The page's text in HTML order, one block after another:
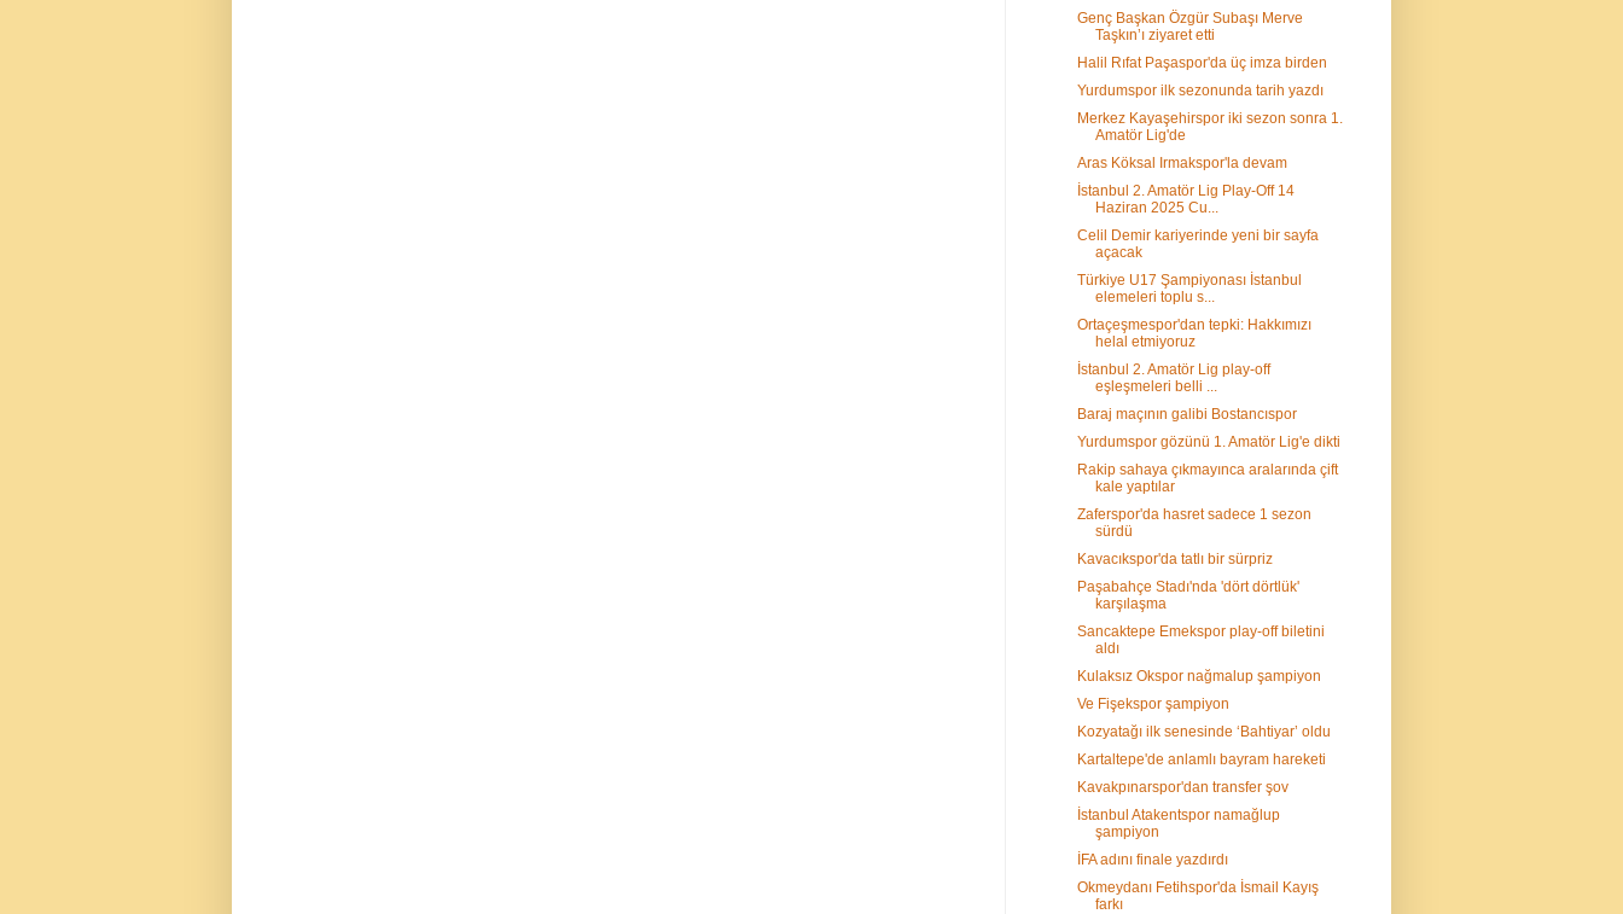
Genç Başkan Özgür Subaşı Merve
Taşkın’ı ziyaret etti
Halil Rıfat Paşaspor'da üç imza birden
Yurdumspor ilk sezonunda tarih yazdı
Merkez Kayaşehirspor iki sezon sonra 1.
Amatör Lig'de
Aras Köksal Irmakspor'la devam
İstanbul 2. Amatör Lig Play-Off 14
Haziran 2025 Cu...
Celil Demir kariyerinde yeni bir sayfa
açacak
Türkiye U17 Şampiyonası İstanbul
elemeleri toplu s...
Ortaçeşmespor'dan tepki: Hakkımızı
helal etmiyoruz
İstanbul 2. Amatör Lig play-off
eşleşmeleri belli ...
Baraj maçının galibi Bostancıspor
Yurdumspor gözünü 1. Amatör Lig'e dikti
Rakip sahaya çıkmayınca aralarında çift
kale yaptılar
Zaferspor'da hasret sadece 1 sezon
sürdü
Kavacıkspor'da tatlı bir sürpriz
Paşabahçe Stadı'nda 'dört dörtlük'
karşılaşma
Sancaktepe Emekspor play-off biletini
aldı
Kulaksız Okspor nağmalup şampiyon
Ve Fişekspor şampiyon
Kozyatağı ilk senesinde ‘Bahtiyar’ oldu
Kartaltepe'de anlamlı bayram hareketi
Kavakpınarspor'dan transfer şov
İstanbul Atakentspor namağlup
şampiyon
İFA adını finale yazdırdı
Okmeydanı Fetihspor'da İsmail Kayış
farkı